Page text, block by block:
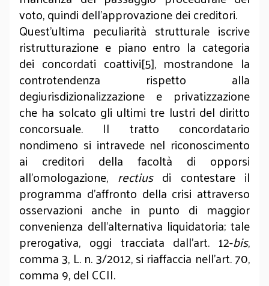
voto, quindi dell’approvazione dei creditori.
Quest’ultima peculiarità strutturale iscrive
ristrutturazione e piano entro la categoria
dei concordati coattivi[5], mostrandone la
controtendenza rispetto alla
degiurisdizionalizzazione e privatizzazione
che ha solcato gli ultimi tre lustri del diritto
concorsuale. Il tratto concordatario
nondimeno si intravede nel riconoscimento
ai creditori della facoltà di opporsi
all’omologazione, rectiusdi contestare il
programma d’affronto della crisi attraverso
osservazioni anche in punto di maggior
convenienza dell’alternativa liquidatoria; tale
prerogativa, oggi tracciata dall’art. 12-bis,
comma 3, L. n. 3/2012, si riaffaccia nell’art. 70,
comma 9, del CCII.